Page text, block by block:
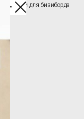
Заготовки для бизиборда